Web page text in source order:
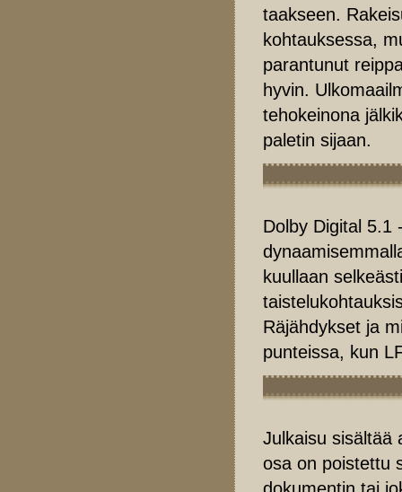
taakseen.
kohtauksessa,
parantunut
hyvin.
tehokeinona
paletin sijaan.
Dolby Digital 5.1
kuullaan
Räjähdykset ja
punteissa, kun
Julkaisu sisältää
osa on poistettu